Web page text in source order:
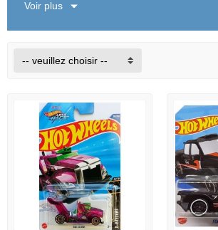
Voir plus
-- veuillez choisir --